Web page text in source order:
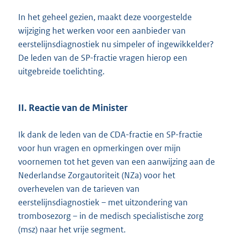
In het geheel gezien, maakt deze voorgestelde
wijziging het werken voor een aanbieder van
eerstelijnsdiagnostiek nu simpeler of ingewikkelder?
De leden van de SP-fractie vragen hierop een
uitgebreide toelichting.
II. Reactie van de Minister
Ik dank de leden van de CDA-fractie en SP-fractie
voor hun vragen en opmerkingen over mijn
voornemen tot het geven van een aanwijzing aan de
Nederlandse Zorgautoriteit (NZa) voor het
overhevelen van de tarieven van
eerstelijnsdiagnostiek – met uitzondering van
trombosezorg – in de medisch specialistische zorg
(msz) naar het vrije segment.